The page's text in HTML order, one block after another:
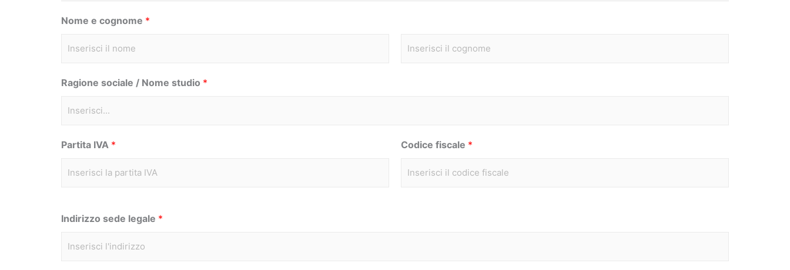
Nome e cognome *
o
m
Ragione sociale / Nome studio *
Partita IVA * Codice fiscale *
Indirizzo sede legale *